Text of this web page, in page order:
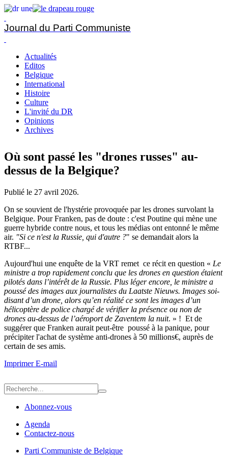
Journal du Parti Communiste
Actualités
Editos
Belgique
International
Histoire
Culture
L'invité du DR
Opinions
Archives
Où sont passé les "drones russes" au-
dessus de la Belgique?
Publié le 27 avril 2026.
On se souvient de l'hystérie provoquée par les drones survolant la
Belgique. Pour Franken, pas de doute : c'est Poutine qui mène une
guerre hybride contre nous, et tous les médias ont entonné le même
air. "Si ce n'est la Russie, qui d'autre ?" se demandait alors la
RTBF...
Aujourd'hui une enquête de la VRT remet ce récit en question « Le
ministre a trop rapidement conclu que les drones en question étaient
pilotés dans l’intérêt de la Russie. Plus léger encore, le ministre a
poussé des images aux journalistes du Laatste Nieuws. Images soi-
disant d’un drone, alors qu’en réalité ce sont les images d’un
hélicoptère de police chargé de vérifier la présence ou non de
drones au-dessus de l’aéroport de Zaventem la nuit. » ! Et de
suggérer que Franken aurait peut-être poussé à la panique, pour
précipiter l'achat de système anti-drones à 50 millions€, auprès de
certain de ses amis.
ImprimerE-mail
Abonnez-vous
Agenda
Contactez-nous
Parti Communiste de Belgique